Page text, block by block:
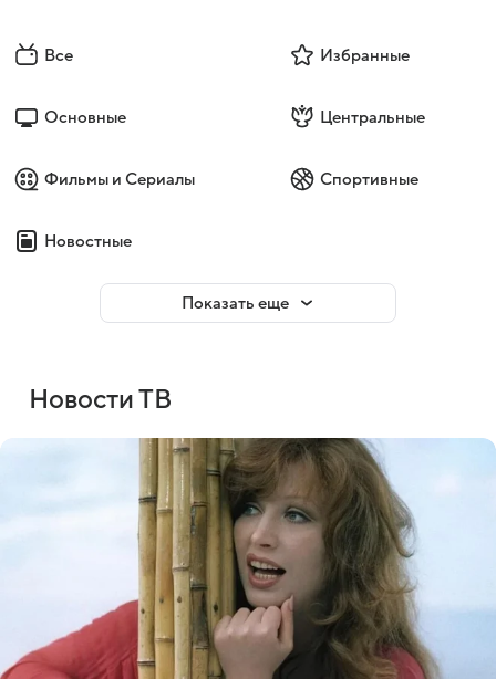
Все Избранные
Основные Центральные
Фильмы и Сериалы Спортивные
Новостные
Показать еще
Новости ТВ